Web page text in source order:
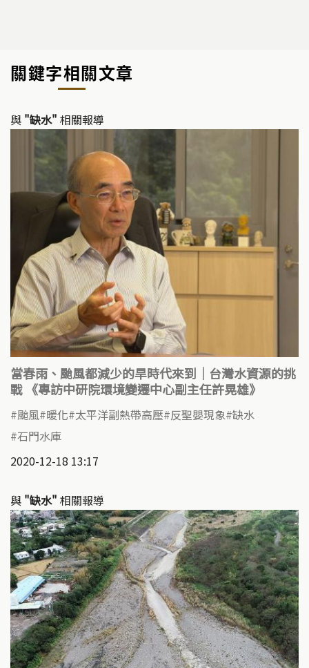
關鍵字相關文章
與 "缺水" 相關報導
當春雨、颱風都減少的旱時代來到｜台灣水資源的挑
戰 《專訪中研院環境變遷中心副主任許晃雄》
颱風 暖化 太平洋副熱帶高壓 反聖嬰現象 缺水
石門水庫
2020-12-18 13:17
與 "缺水" 相關報導